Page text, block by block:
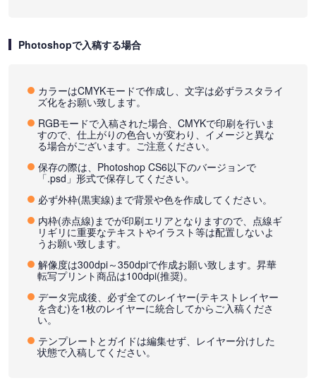
Photoshopで入稿する場合
カラーはCMYKモードで作成し、文字は必ずラスタライ
ズ化をお願い致します。
RGBモードで入稿された場合、CMYKで印刷を行いま
すので、仕上がりの色合いが変わり、イメージと異な
る場合がございます。ご注意ください。
保存の際は、Photoshop CS6以下のバージョンで
「.psd」形式で保存してください。
必ず外枠(黒実線)まで背景や色を作成してください。
内枠(赤点線)までが印刷エリアとなりますので、点線ギ
リギリに重要なテキストやイラスト等は配置しないよ
うお願い致します。
解像度は300dpi～350dpiで作成お願い致します。昇華
転写プリント商品は100dpi(推奨)。
データ完成後、必ず全てのレイヤー(テキストレイヤー
を含む)を1枚のレイヤーに統合してからご入稿くださ
い。
テンプレートとガイドは編集せず、レイヤー分けした
状態で入稿してください。